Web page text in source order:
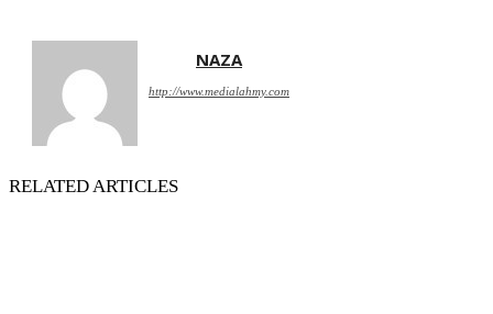
NAZA
http://www.medialahmy.com
RELATED ARTICLES